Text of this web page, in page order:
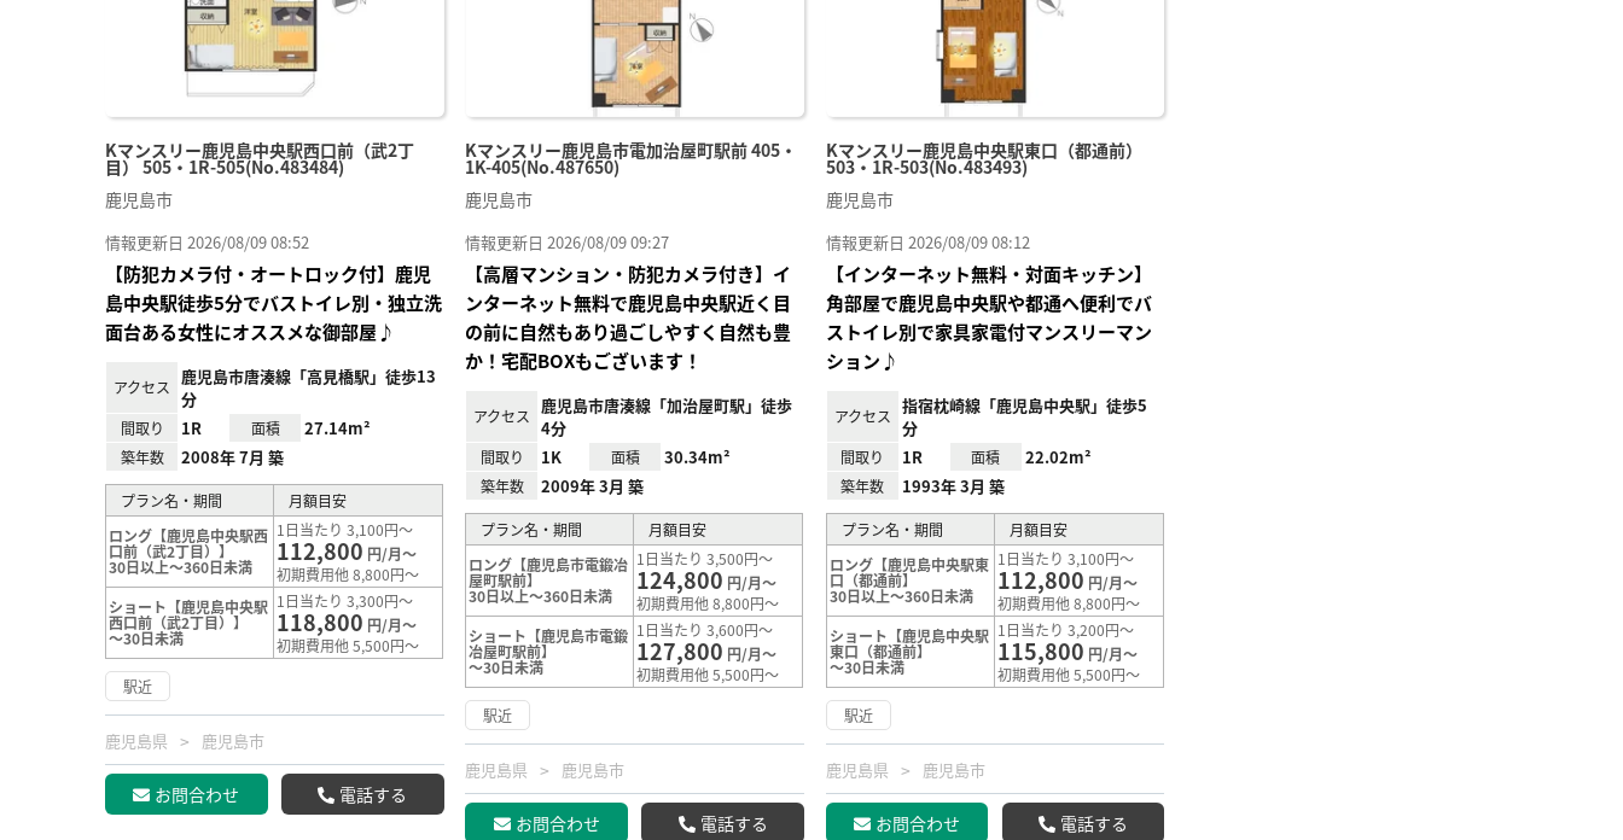
Kマンスリー鹿児島中央駅西口前（武2丁
目） 505・1R-505(No.483484)
鹿児島市
情報更新日 2026/08/09 08:52
【防犯カメラ付・オートロック付】鹿児
島中央駅徒歩5分でバストイレ別・独立洗
面台ある女性にオススメな御部屋♪
アクセス
鹿児島市唐湊線「高見橋駅」徒歩13
分
間取り 1R 面積 27.14m²
築年数 2008年 7月 築
プラン名・期間
月額目安
ロング【鹿児島中央駅西
口前（武2丁目）】
30日以上～360日未満
1日当たり 3,100円～
112,800 円/月～
初期費用他 8,800円～
ショート【鹿児島中央駅
西口前（武2丁目）】
～30日未満
1日当たり 3,300円～
118,800 円/月～
初期費用他 5,500円～
駅近
鹿児島県 鹿児島市
お問合わせ 電話する
Kマンスリー鹿児島市電加治屋町駅前 405・
1K-405(No.487650)
鹿児島市
情報更新日 2026/08/09 09:27
【高層マンション・防犯カメラ付き】イ
ンターネット無料で鹿児島中央駅近く目
の前に自然もあり過ごしやすく自然も豊
か！宅配BOXもございます！
アクセス
鹿児島市唐湊線「加治屋町駅」徒歩
4分
間取り 1K 面積 30.34m²
築年数 2009年 3月 築
プラン名・期間
月額目安
ロング【鹿児島市電鍛冶
屋町駅前】
30日以上～360日未満
1日当たり 3,500円～
124,800 円/月～
初期費用他 8,800円～
ショート【鹿児島市電鍛
冶屋町駅前】
～30日未満
1日当たり 3,600円～
127,800 円/月～
初期費用他 5,500円～
駅近
鹿児島県 鹿児島市
お問合わせ 電話する
Kマンスリー鹿児島中央駅東口（都通前）
503・1R-503(No.483493)
鹿児島市
情報更新日 2026/08/09 08:12
【インターネット無料・対面キッチン】
角部屋で鹿児島中央駅や都通へ便利でバ
ストイレ別で家具家電付マンスリーマン
ション♪
アクセス
指宿枕崎線「鹿児島中央駅」徒歩5
分
間取り 1R 面積 22.02m²
築年数 1993年 3月 築
プラン名・期間
月額目安
ロング【鹿児島中央駅東
口（都通前】
30日以上～360日未満
1日当たり 3,100円～
112,800 円/月～
初期費用他 8,800円～
ショート【鹿児島中央駅
東口（都通前】
～30日未満
1日当たり 3,200円～
115,800 円/月～
初期費用他 5,500円～
駅近
鹿児島県 鹿児島市
お問合わせ 電話する